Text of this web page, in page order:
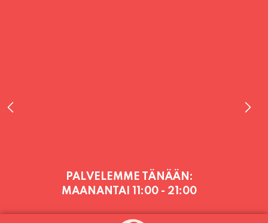
PALVELEMME TÄNÄÄN:
MAANANTAI
11:00 - 21:00
PALVELEMME PÄIVITTÄIN (MA-SU